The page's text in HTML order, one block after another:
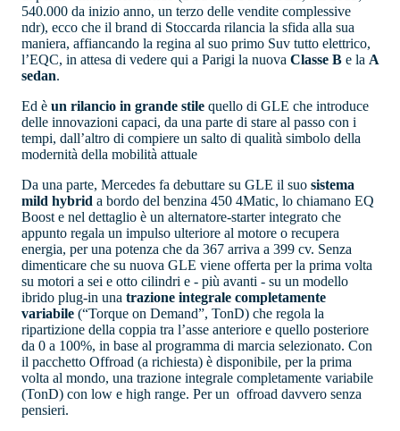
540.000 da inizio anno, un terzo delle vendite complessive
ndr), ecco che il brand di Stoccarda rilancia la sfida alla sua
maniera, affiancando la regina al suo primo Suv tutto elettrico,
l’EQC, in attesa di vedere qui a Parigi la nuova Classe B e la A
sedan.
Ed è un rilancio in grande stile quello di GLE che introduce
delle innovazioni capaci, da una parte di stare al passo con i
tempi, dall’altro di compiere un salto di qualità simbolo della
modernità della mobilità attuale
Da una parte, Mercedes fa debuttare su GLE il suo sistema
mild hybrid a bordo del benzina 450 4Matic, lo chiamano EQ
Boost e nel dettaglio è un alternatore-starter integrato che
appunto regala un impulso ulteriore al motore o recupera
energia, per una potenza che da 367 arriva a 399 cv. Senza
dimenticare che su nuova GLE viene offerta per la prima volta
su motori a sei e otto cilindri e - più avanti - su un modello
ibrido plug-in una trazione integrale completamente
variabile (“Torque on Demand”, TonD) che regola la
ripartizione della coppia tra l’asse anteriore e quello posteriore
da 0 a 100%, in base al programma di marcia selezionato. Con
il pacchetto Offroad (a richiesta) è disponibile, per la prima
volta al mondo, una trazione integrale completamente variabile
(TonD) con low e high range. Per un offroad davvero senza
pensieri.